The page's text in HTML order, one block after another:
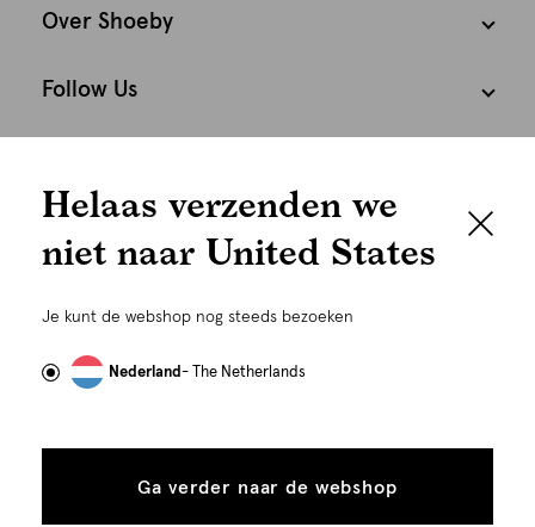
graag persoonlijk
gebruiken wij cookies en daarmee vergelijkbare
om advertenties te personaliseren...
tonen
toestaan
Over Shoeby
Follow Us
Nederland Nederlands
Helaas verzenden we
niet naar United States
Je kunt de webshop nog steeds bezoeken
Nederland- The Netherlands
Ga verder naar de webshop